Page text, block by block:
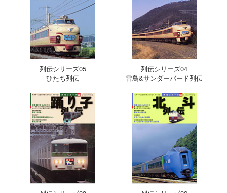
列伝シリーズ05
ひたち列伝
列伝シリーズ04
雷鳥&サンダーバード列伝